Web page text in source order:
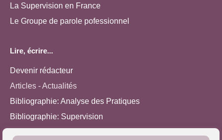
La Supervision en France
Le Groupe de parole pofessionnel
Lire, écrire...
Devenir rédacteur
Articles - Actualités
Bibliographie: Analyse des Pratiques
Bibliographie: Supervision